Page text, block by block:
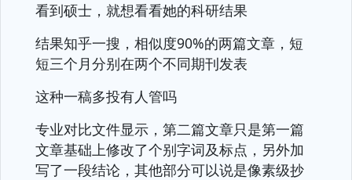
看到硕士，就想看看她的科研结果
结果知乎一搜，相似度90%的两篇文章，短
短三个月分别在两个不同期刊发表
这种一稿多投有人管吗
专业对比文件显示，第二篇文章只是第一篇
文章基础上修改了个别字词及标点，另外加
写了一段结论，其他部分可以说是像素级抄